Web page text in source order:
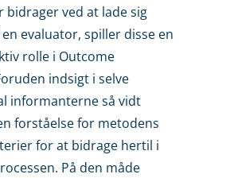
bidrager ved at lade sig
evaluator, spiller disse en
rolle i Outcome
indsigt i selve
informanterne så vidt
forståelse for metodens
for at bidrage hertil i
På den måde